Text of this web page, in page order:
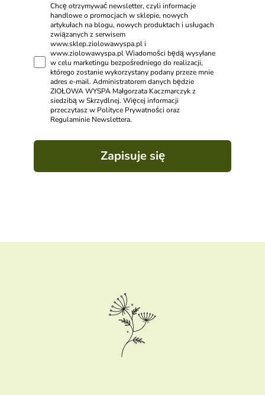
Chcę otrzymywać newsletter, czyli informacje
handlowe o promocjach w sklepie, nowych
artykułach na blogu, nowych produktach i usługach
związanych z serwisem
www.sklep.ziolowawyspa.pl i
www.ziolowawyspa.pl Wiadomości będą wysyłane
w celu marketingu bezpośredniego do realizacji,
którego zostanie wykorzystany podany przeze mnie
adres e-mail. Administratorem danych będzie
ZIOŁOWA WYSPA Małgorzata Kaczmarczyk z
siedzibą w Skrzydlnej. Więcej informacji
przeczytasz w Polityce Prywatności oraz
Regulaminie Newslettera.
Zapisuje się